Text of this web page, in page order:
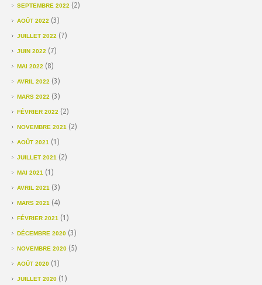
SEPTEMBRE 2022 (2)
AOÛT 2022 (3)
JUILLET 2022 (7)
JUIN 2022 (7)
MAI 2022 (8)
AVRIL 2022 (3)
MARS 2022 (3)
FÉVRIER 2022 (2)
NOVEMBRE 2021 (2)
AOÛT 2021 (1)
JUILLET 2021 (2)
MAI 2021 (1)
AVRIL 2021 (3)
MARS 2021 (4)
FÉVRIER 2021 (1)
DÉCEMBRE 2020 (3)
NOVEMBRE 2020 (5)
AOÛT 2020 (1)
JUILLET 2020 (1)